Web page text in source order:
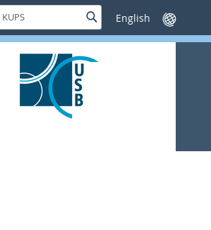
SucheSprache
wechseln